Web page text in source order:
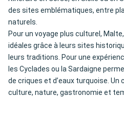
des sites emblématiques, entre
naturels.
Pour un voyage plus culturel,
idéales grâce à leurs sites
leurs traditions. Pour une
les Cyclades ou la Sardaigne
de criques et d’eaux turquoise.
culture, nature, gastronomie et